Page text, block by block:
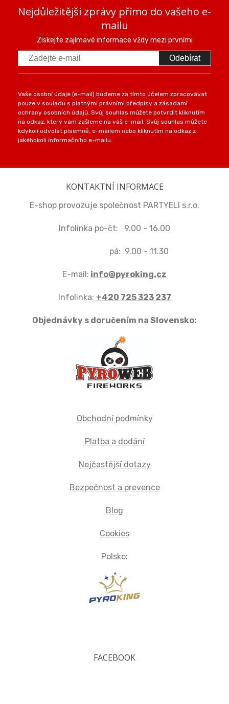
Nejdůležitější zprávy přímo do vašeho e-
mailu
Ziskejte zajímavé informace vždy mezi prvními
Odebírat
Vaše osobní údaje (e-mail) budeme za tímto účelem zpracovávat
pouze v souladu s platnými právními předpisy a zásadami
ochrany osobních údajů. Svůj souhlas můžete potvrdit kliknutím
na odkaz, který vám zašleme na váš e-mail. Svůj souhlas můžete
kdykoli odvolat písemně, e-mailem nebo kliknutím na odkaz z
jakéhokoli informačního e-mailu.
KONTAKTNÍ INFORMACE
E-shop provozuje společnost PARTYELI s.r.o.
Infolinka po-čt: 9.00 - 16.00
pá: 9.00 - 11.30
E-mail: info@pyroking.cz
Infolinka: +420 725 323 237
Objednávky s doručením na Slovensko:
Obchodní podmínky
Platba a dodání
Nejčastější dotazy
Bezpečnost a prevence
Blog
Cookies
Polsko:
FACEBOOK